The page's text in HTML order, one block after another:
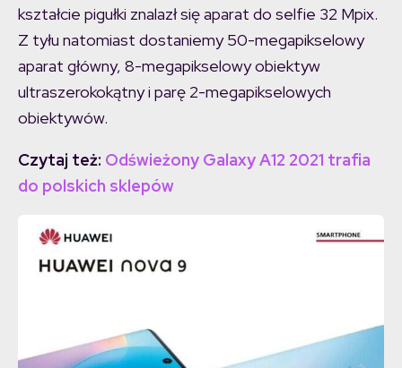
kształcie pigułki znalazł się aparat do selfie 32 Mpix.
Z tyłu natomiast dostaniemy 50-megapikselowy
aparat główny, 8-megapikselowy obiektyw
ultraszerokokątny i parę 2-megapikselowych
obiektywów.
Czytaj też: Odświeżony Galaxy A12 2021 trafia
do polskich sklepów